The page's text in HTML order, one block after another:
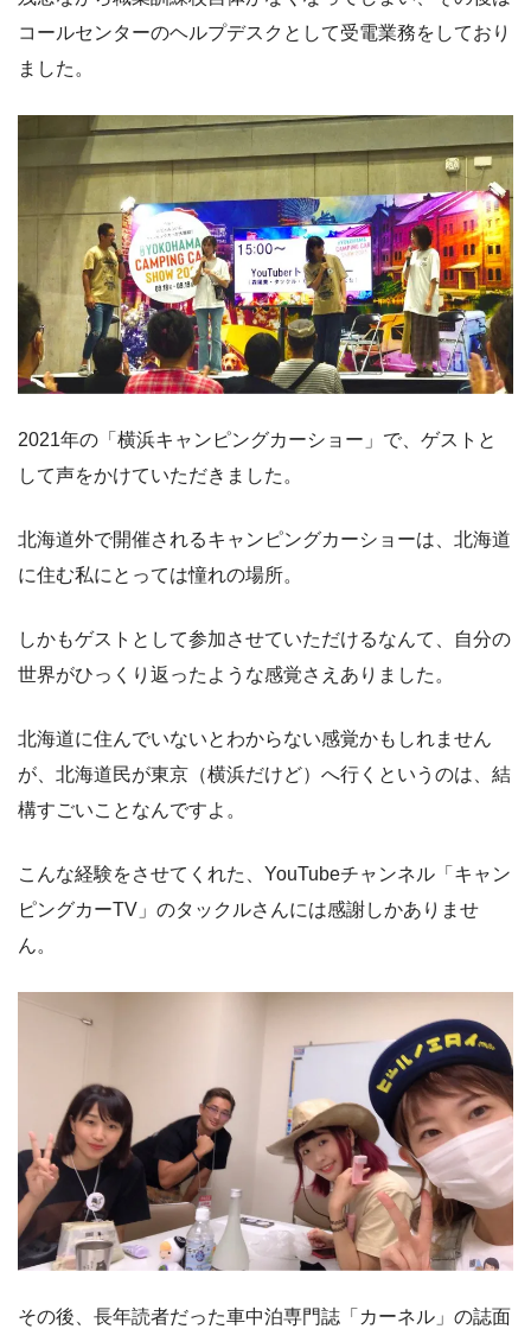
コールセンターのヘルプデスクとして受電業務をしており
ました。
2021年の「横浜キャンピングカーショー」で、ゲストと
して声をかけていただきました。
北海道外で開催されるキャンピングカーショーは、北海道
に住む私にとっては憧れの場所。
しかもゲストとして参加させていただけるなんて、自分の
世界がひっくり返ったような感覚さえありました。
北海道に住んでいないとわからない感覚かもしれません
が、北海道民が東京（横浜だけど）へ行くというのは、結
構すごいことなんですよ。
こんな経験をさせてくれた、YouTubeチャンネル「キャン
ピングカーTV」のタックルさんには感謝しかありませ
ん。
その後、長年読者だった車中泊専門誌「カーネル」の誌面